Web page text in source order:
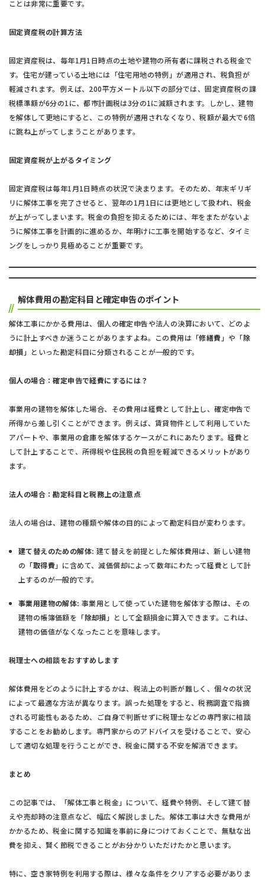
ことは非常に重要です。
固定資産税の計算方法
固定資産税は、毎年1月1日時点の土地や建物の所有者に課税される税金で
す。住宅が建っている土地には「住宅用地の特例」が適用され、税負担が
軽減されます。例えば、200平方メートル以下の部分では、固定資産税の課
税標準額が6分の1に、都市計画税は3分の1に減額されます。しかし、建物
を解体して更地にすると、この特例が適用されなくなり、税額が最大で6倍
に跳ね上がってしまうことがあります。
固定資産税が上がるタイミング
固定資産税は毎年1月1日時点の状況で決まります。そのため、年末ギリギ
リに解体工事を完了させると、翌年の1月1日には更地として扱われ、税金
が上がってしまいます。税金の負担を抑えるためには、年をまたがないよ
うに解体工事を計画的に進めるか、年明けに工事を開始するなど、タイミ
ングをしっかり見極めることが重要です。
解体費用の勘定科目と確定申告のポイント
解体工事にかかる費用は、個人の確定申告や法人の決算において、どのよ
うに計上すべきか迷うことがありますよね。この費用は「修繕費 」や「除
却損 」といった勘定科目に分類されることが一般的です。
個人の場合：確定申告で経費にするには？
事業用の建物を解体した場合、その費用は経費として計上し、確定申告で
所得から差し引くことができます。例えば、賃貸物件として利用していた
アパートや、事業用の倉庫を解体するケースがこれにあたります。経費と
して計上することで、所得税や住民税の負担を軽減できるメリットがあり
ます。
法人の場合：勘定科目と税務上の注意点
法人の場合は、建物の種類や解体の目的によって勘定科目が変わります。
建て替えのための解体: 建て替えを前提とした解体費用は、新しい建物
の「取得費」に含めて、減価償却によって数年にわたって経費として計
上するのが一般的です。
事業用建物の解体: 事業用として使っていた建物を解体する際は、その
建物の帳簿価額を「除却損 」として全額損金に算入できます。これは、
建物の価値がなくなったことを意味します。
税理士への相談をおすすめします
解体費用をどのように計上するかは、税法上の判断が難しく、個々の状況
によって最適な方法が異なります。誤った処理をすると、税務調査で指摘
される可能性もあるため、ご自身で判断せずに税理士などの専門家に相談
することをお勧めします。専門家からのアドバイスを受けることで、安心
して適切な処理を行うことができ、税金に関する不安を解消できます。
まとめ
この記事では、「解体工事と税金」について、経費や特例、そして建て替
えや売却時の注意点など、幅広く解説しました。解体工事は大きな費用が
かかるため、税金に関する知識を事前に身につけておくことで、無駄な出
費を抑え、賢く節税できることがお分かりいただけたかと思います。
特に、空き家特例を利用する際は、様々な条件をクリアする必要がありま